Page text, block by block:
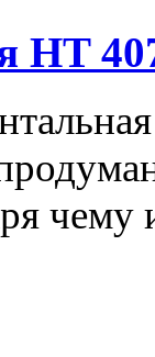
HT